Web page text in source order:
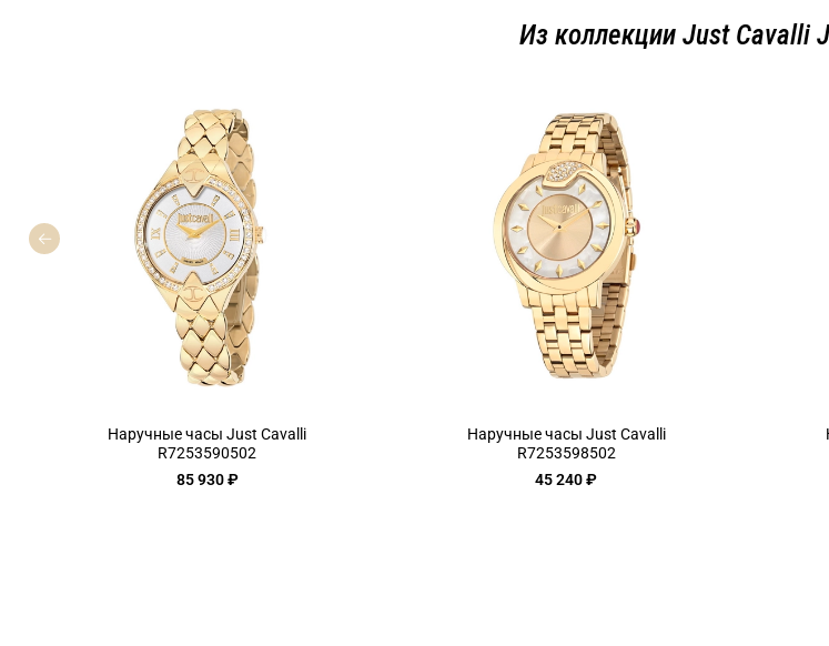
Из коллекции Just Cavalli
Наручные часы Just Cavalli
R7253590502
85 930 ₽
Наручные часы Just Cavalli
R7253598502
45 240 ₽